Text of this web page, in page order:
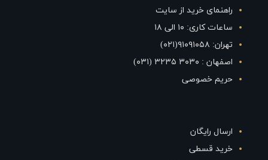
راهنمای خرید از سایت
ساعات کاری: ۱۰ الی ۱۸
تهران: ۹۱۰۹۱۰۵۸(۰۲۱)
اصفهان : ۳۰۳۰ ۳۲۳۵ (۰۳۱)
حریم خصوصی
ارسال رایگان
خرید قسطی